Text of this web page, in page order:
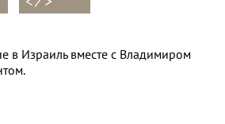
в Израиль вместе с Владимиром